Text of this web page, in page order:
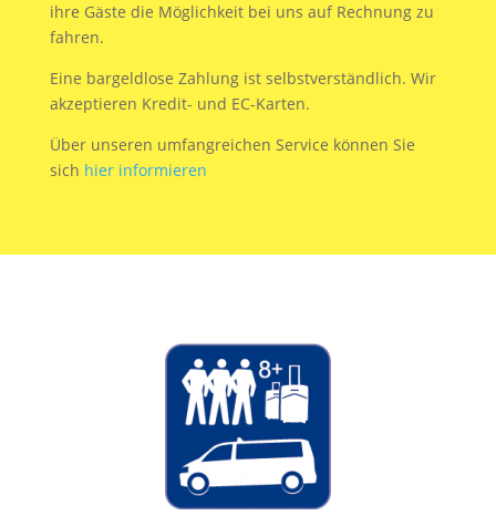
ihre Gäste die Möglichkeit bei uns auf Rechnung zu
fahren.
Eine bargeldlose Zahlung ist selbstverständlich. Wir
akzeptieren Kredit- und EC-Karten.
Über unseren umfangreichen Service können Sie
sich hier informieren